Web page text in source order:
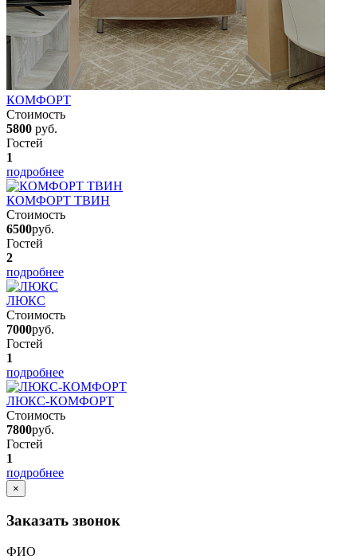
КОМФОРТ
Стоимость
5800 руб.
Гостей
1
подробнее
КОМФОРТ ТВИН
Стоимость
6500руб.
Гостей
2
подробнее
ЛЮКС
Стоимость
7000руб.
Гостей
1
подробнее
ЛЮКС-КОМФОРТ
Стоимость
7800руб.
Гостей
1
подробнее
×
Заказать звонок
ФИО